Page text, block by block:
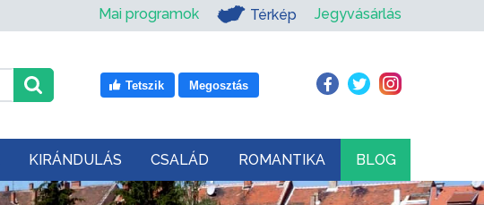
Mai programok Térkép Jegyvásárlás
Tetszik Megosztás
KIRÁNDULÁS CSALÁD ROMANTIKA BLOG